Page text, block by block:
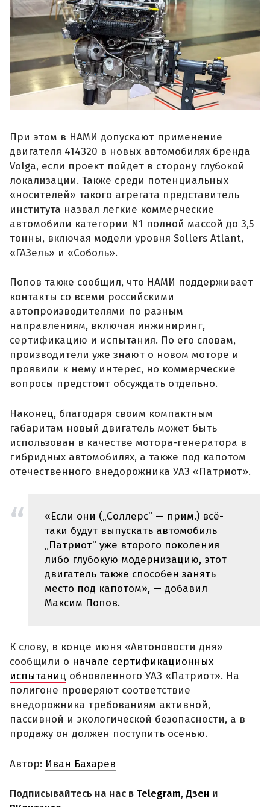
При этом в НАМИ допускают применение
двигателя 414320 в новых автомобилях бренда
Volga, если проект пойдет в сторону глубокой
локализации. Также среди потенциальных
«носителей» такого агрегата представитель
института назвал легкие коммерческие
автомобили категории N1 полной массой до 3,5
тонны, включая модели уровня Sollers Atlant,
«ГАЗель» и «Соболь».
Попов также сообщил, что НАМИ поддерживает
контакты со всеми российскими
автопроизводителями по разным
направлениям, включая инжиниринг,
сертификацию и испытания. По его словам,
производители уже знают о новом моторе и
проявили к нему интерес, но коммерческие
вопросы предстоит обсуждать отдельно.
Наконец, благодаря своим компактным
габаритам новый двигатель может быть
использован в качестве мотора-генератора в
гибридных автомобилях, а также под капотом
отечественного внедорожника УАЗ «Патриот».
«Если они („Соллерс“ — прим.) всё-
таки будут выпускать автомобиль
„Патриот“ уже второго поколения
либо глубокую модернизацию, этот
двигатель также способен занять
место под капотом», — добавил
Максим Попов.
К слову, в конце июня «Автоновости дня»
сообщили о начале сертификационных
испытаниц обновленного УАЗ «Патриот». На
полигоне проверяют соответствие
внедорожника требованиям активной,
пассивной и экологической безопасности, а в
продажу он должен поступить осенью.
Автор: Иван Бахарев
Подписывайтесь на нас в Telegram,Дзен и